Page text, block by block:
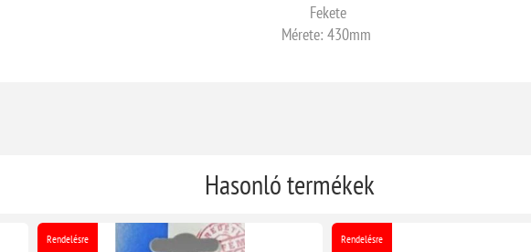
Fekete
Mérete: 430mm
Hasonló termékek
Rendelésre Rendelésre